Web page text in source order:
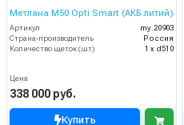
Метлана М50 Opti Smart (АКБ литий)
Артикул
my.20903
Страна-производитель
Россия
Количество щеток (шт)
1 х d510
Цена
338 000 руб.
Купить